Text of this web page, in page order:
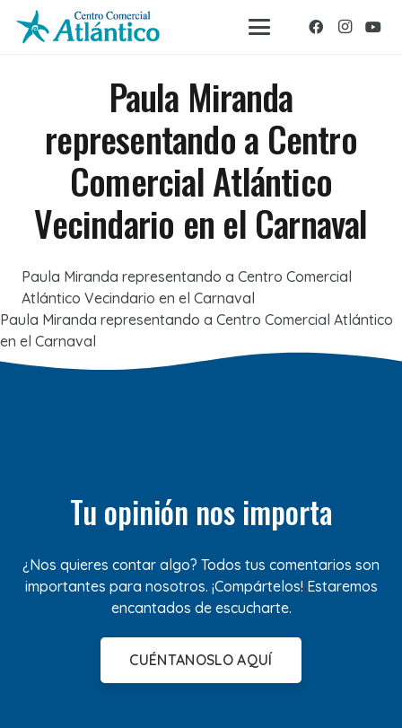
Paula Miranda
representando a Centro
Comercial Atlántico
Vecindario en el Carnaval
Paula Miranda representando a Centro Comercial
Atlántico Vecindario en el Carnaval
Paula Miranda representando a Centro Comercial Atlántico
en el Carnaval
Tu opinión nos importa
¿Nos quieres contar algo? Todos tus comentarios son
importantes para nosotros. ¡Compártelos! Estaremos
encantados de escucharte.
CUÉNTANOSLO AQUÍ